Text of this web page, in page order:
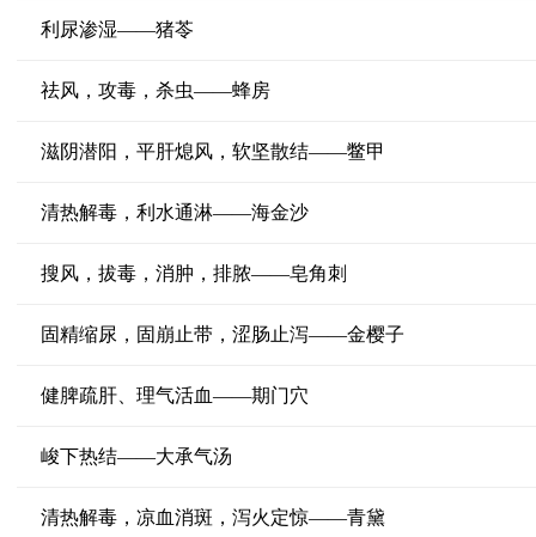
利尿渗湿——猪苓
祛风，攻毒，杀虫——蜂房
滋阴潜阳，平肝熄风，软坚散结——鳖甲
清热解毒，利水通淋——海金沙
搜风，拔毒，消肿，排脓——皂角刺
固精缩尿，固崩止带，涩肠止泻——金樱子
健脾疏肝、理气活血——期门穴
峻下热结——大承气汤
清热解毒，凉血消斑，泻火定惊——青黛